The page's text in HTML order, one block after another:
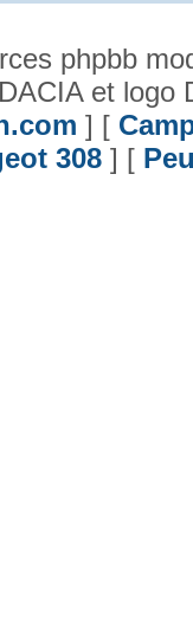
phpbb
et logo
] [
308 ] [